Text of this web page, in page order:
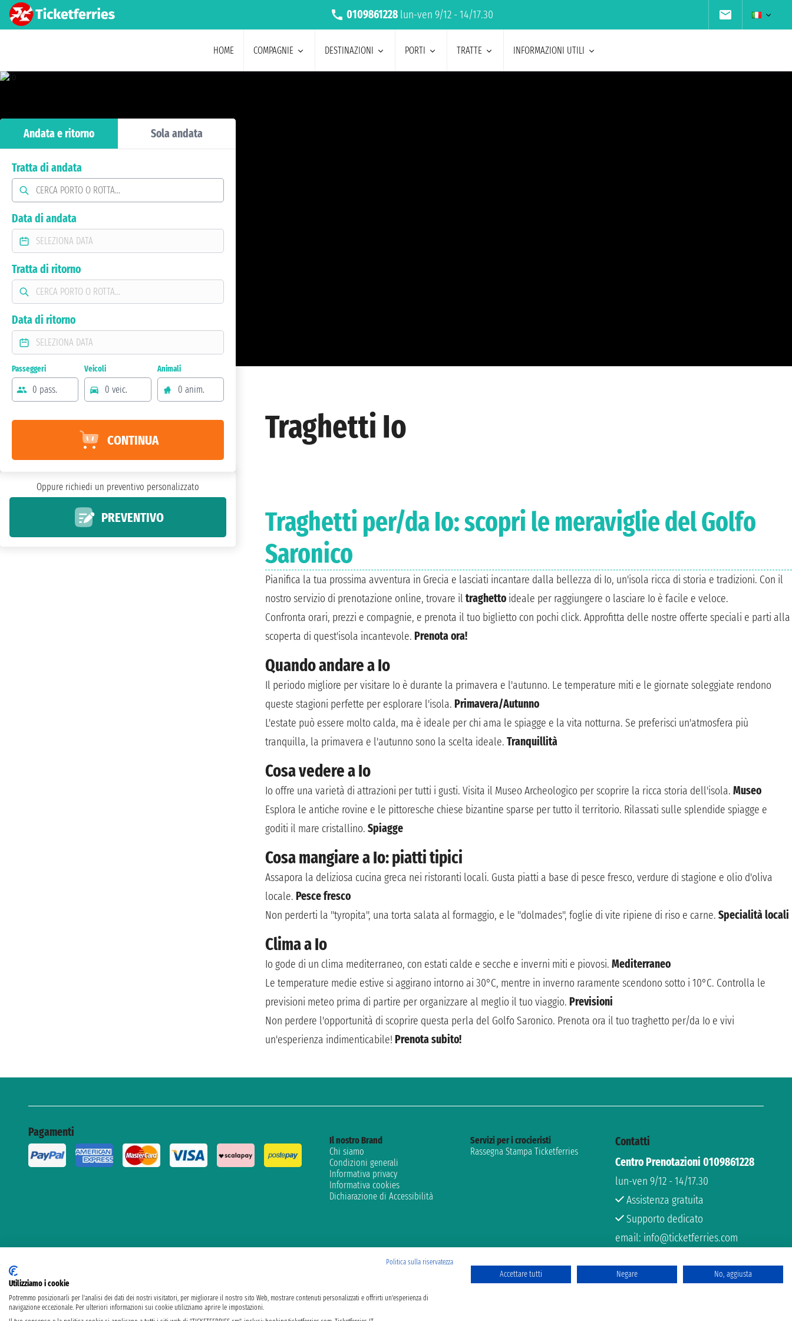
0109861228 lun-ven 9/12 - 14/17.30
HOME COMPAGNIE DESTINAZIONI PORTI TRATTE INFORMAZIONI UTILI
Traghetti Io
Traghetti per/da Io: scopri le meraviglie del Golfo
Saronico
Pianifica la tua prossima avventura in Grecia e lasciati incantare dalla bellezza di Io, un'isola ricca di storia e tradizioni. Con il
nostro servizio di prenotazione online, trovare il traghetto ideale per raggiungere o lasciare Io è facile e veloce.
Confronta orari, prezzi e compagnie, e prenota il tuo biglietto con pochi click. Approfitta delle nostre offerte speciali e parti alla
scoperta di quest'isola incantevole. Prenota ora!
Quando andare a Io
Il periodo migliore per visitare Io è durante la primavera e l'autunno. Le temperature miti e le giornate soleggiate rendono
queste stagioni perfette per esplorare l'isola. Primavera/Autunno
L'estate può essere molto calda, ma è ideale per chi ama le spiagge e la vita notturna. Se preferisci un'atmosfera più
tranquilla, la primavera e l'autunno sono la scelta ideale. Tranquillità
Cosa vedere a Io
Io offre una varietà di attrazioni per tutti i gusti. Visita il Museo Archeologico per scoprire la ricca storia dell'isola. Museo
Esplora le antiche rovine e le pittoresche chiese bizantine sparse per tutto il territorio. Rilassati sulle splendide spiagge e
goditi il mare cristallino. Spiagge
Cosa mangiare a Io: piatti tipici
Assapora la deliziosa cucina greca nei ristoranti locali. Gusta piatti a base di pesce fresco, verdure di stagione e olio d'oliva
locale. Pesce fresco
Non perderti la "tyropita", una torta salata al formaggio, e le "dolmades", foglie di vite ripiene di riso e carne. Specialità locali
Clima a Io
Io gode di un clima mediterraneo, con estati calde e secche e inverni miti e piovosi. Mediterraneo
Le temperature medie estive si aggirano intorno ai 30°C, mentre in inverno raramente scendono sotto i 10°C. Controlla le
previsioni meteo prima di partire per organizzare al meglio il tuo viaggio. Previsioni
Non perdere l'opportunità di scoprire questa perla del Golfo Saronico. Prenota ora il tuo traghetto per/da Io e vivi
un'esperienza indimenticabile! Prenota subito!
Andata e ritorno Sola andata
Tratta di andata
Data di andata
Tratta di ritorno
Data di ritorno
Passeggeri
0 pass.
Veicoli
0 veic.
Animali
0 anim.
CONTINUA
Oppure richiedi un preventivo personalizzato
PREVENTIVO
Pagamenti
Il nostro Brand
Chi siamo
Condizioni generali
Informativa privacy
Informativa cookies
Dichiarazione di Accessibilità
Servizi per i crocieristi
Rassegna Stampa Ticketferries
Contatti
Centro Prenotazioni 0109861228
lun-ven 9/12 - 14/17.30
Assistenza gratuita
Supporto dedicato
email: info@ticketferries.com
Taoticket S.r.l. Via Brigata Liguria, 3/21 16121 Genova ©2007/2026 - Ticketferries ® è un Marchio Registrato
P.Iva 06206400720 - Capitale Sociale € 100.000,00 i.v. - Iscritta alla Camera di Commercio di Genova con REA 433093. - Aut. Prov. n° 6167/131601 - Assicurazione Unipol - polizza n. 206484182
Politica sulla riservatezza
Utilizziamo i cookie
Potremmo posizionarli per l'analisi dei dati dei nostri visitatori, per migliorare il nostro sito Web, mostrare contenuti personalizzati e offrirti un'esperienza di
navigazione eccezionale. Per ulteriori informazioni sui cookie utilizziamo aprire le impostazioni.
Accettare tutti Negare No, aggiusta